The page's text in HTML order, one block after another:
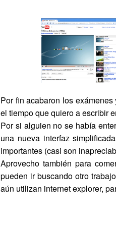
Por fin acabaron los
el tiempo que quiero a escribir
Por si alguien no se había
una nueva interfaz
importantes (casi son
Aprovecho también para
pueden ir buscando otro
aún utilizan internet explorer,